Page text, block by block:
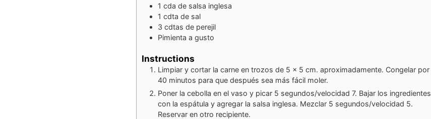
1 cda de salsa inglesa
1 cdta de sal
3 cdtas de perejil
Pimienta a gusto
Instructions
Limpiar y cortar la carne en trozos de 5 x 5 cm. aproximadamente. Congelar por
40 minutos para que después sea más fácil moler.
Poner la cebolla en el vaso y picar 5 segundos/velocidad 7. Bajar los ingredientes
con la espátula y agregar la salsa inglesa. Mezclar 5 segundos/velocidad 5.
Reservar en otro recipiente.